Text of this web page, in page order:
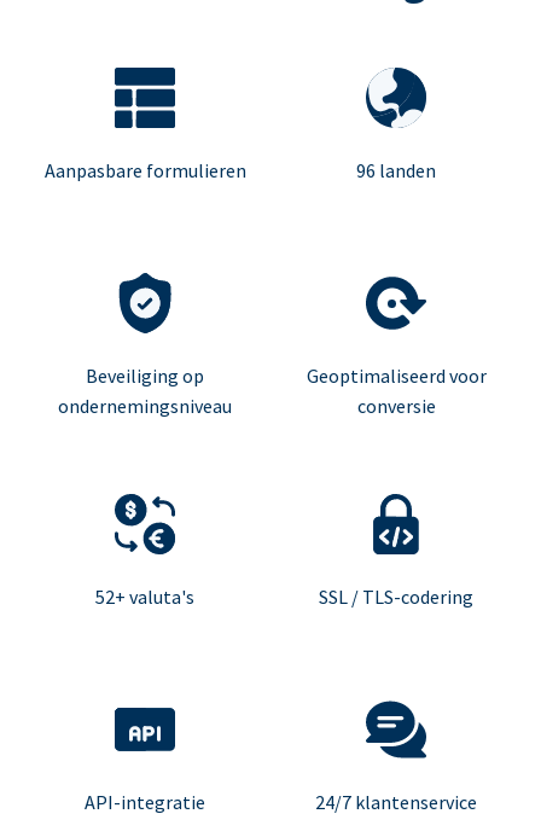
Aanpasbare formulieren 96 landen
Beveiliging op
ondernemingsniveau
Geoptimaliseerd voor
conversie
52+ valuta's SSL / TLS-codering
API-integratie 24/7 klantenservice